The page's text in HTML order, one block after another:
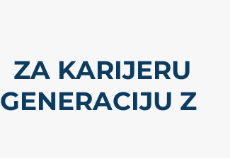
ZA KARIJERU
GENERACIJU Z